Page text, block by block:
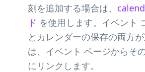
刻を追加する場合は、
ド を使用します。イベント
とカレンダーの保存の両方
は、イベント ページからそ
にリンクします。